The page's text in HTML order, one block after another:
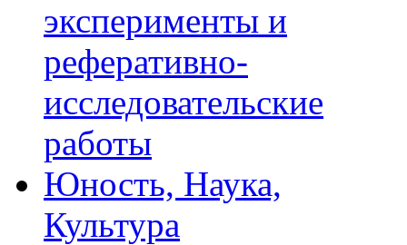
эксперименты и
реферативно-
исследовательские
работы
Юность, Наука,
Культура